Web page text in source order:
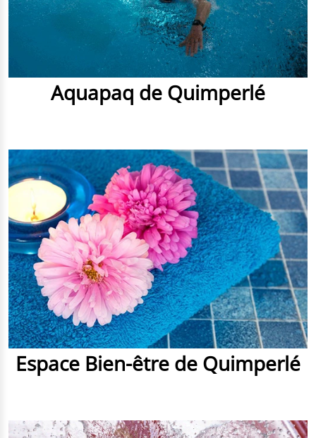
Aquapaq de Quimperlé
Espace Bien-être de Quimperlé